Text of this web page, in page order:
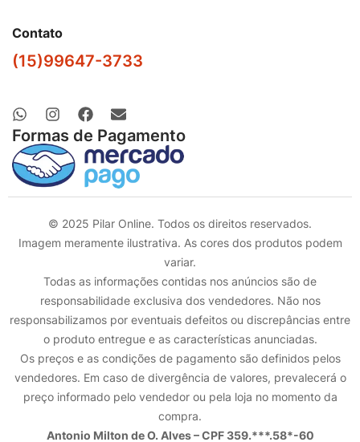
Contato
(15)99647-3733
Formas de Pagamento
© 2025 Pilar Online. Todos os direitos reservados.
Imagem meramente ilustrativa. As cores dos produtos podem
variar.
Todas as informações contidas nos anúncios são de
responsabilidade exclusiva dos vendedores. Não nos
responsabilizamos por eventuais defeitos ou discrepâncias entre
o produto entregue e as características anunciadas.
Os preços e as condições de pagamento são definidos pelos
vendedores. Em caso de divergência de valores, prevalecerá o
preço informado pelo vendedor ou pela loja no momento da
compra.
Antonio Milton de O. Alves – CPF 359.***.58*-60